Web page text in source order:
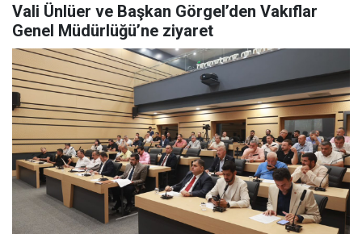
Vali Ünlüer ve Başkan Görgel’den Vakıflar
Genel Müdürlüğü’ne ziyaret